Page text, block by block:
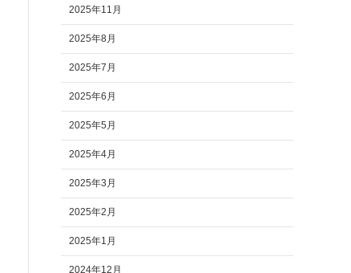
2025年11月
2025年8月
2025年7月
2025年6月
2025年5月
2025年4月
2025年3月
2025年2月
2025年1月
2024年12月